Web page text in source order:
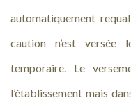
automatiquement
caution n’est
temporaire. Le
l’établissement mais